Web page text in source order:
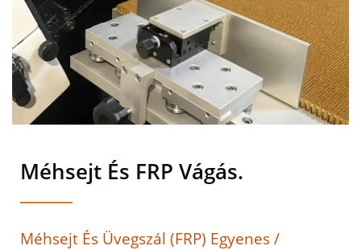
Méhsejt És FRP Vágás.
Méhsejt És Üvegszál (FRP) Egyenes /